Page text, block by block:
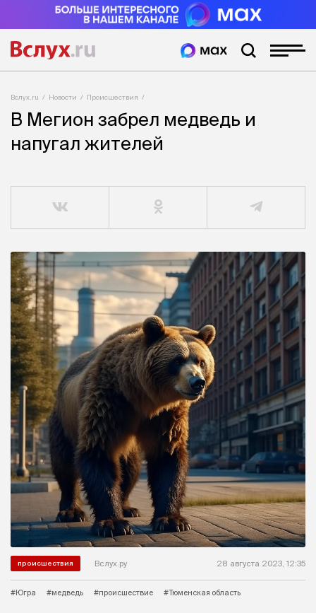
Вслух.ru Новости Происшествия
В Мегион забрел медведь и
напугал жителей
происшествия Вслух.ру 28 августа 2023, 12:35
#Югра #медведь #происшествие #Тюменская область